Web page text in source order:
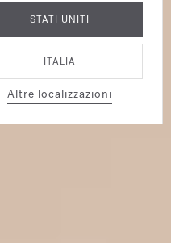
STATI UNITI
ITALIA
Altre localizzazioni